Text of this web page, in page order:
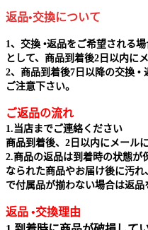
返品•交換について
1、交換 •返品をご希望される
として、商品到着後2日以内に
2、商品到着後7日以降の交換 •
ご注意下さい。
ご返品の流れ
1.当店までご連絡ください
商品到着後、2日以内にメール
2.商品の返品は到着時の状態が
なられた商品やお届け後に汚
で付属品が揃わない場合は返品
返品 •交換理由